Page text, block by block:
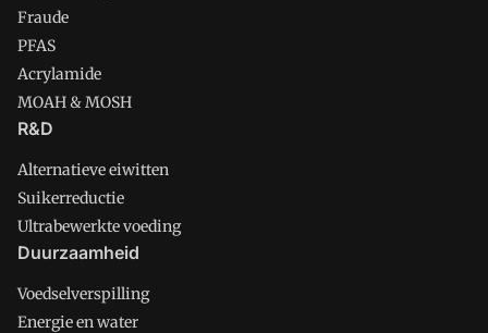
Fraude
PFAS
Acrylamide
MOAH & MOSH
R&D
Alternatieve eiwitten
Suikerreductie
Ultrabewerkte voeding
Duurzaamheid
Voedselverspilling
Energie en water